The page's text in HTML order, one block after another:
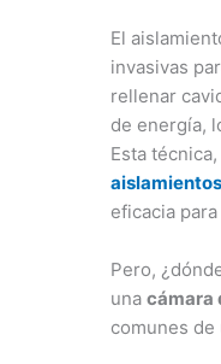
El
invasivas
rellenar
de energía,
Esta
eficacia
Pero,
una cámara
comunes